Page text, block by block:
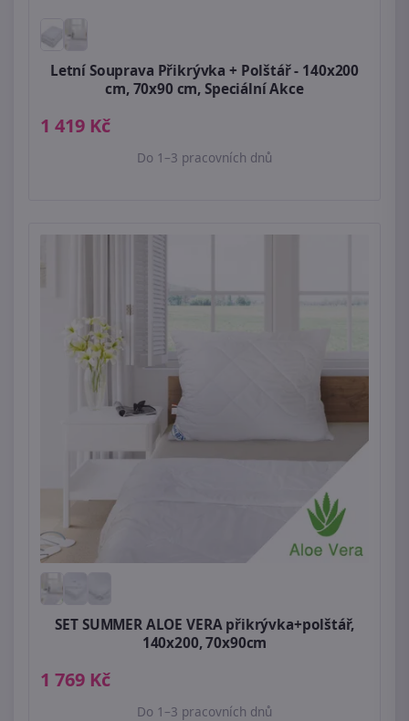
Letní Souprava Přikrývka + Polštář - 140x200
cm, 70x90 cm, Speciální Akce
1 419 Kč
Do 1–3 pracovních dnů
SET SUMMER ALOE VERA přikrývka+polštář,
140x200, 70x90cm
1 769 Kč
Do 1–3 pracovních dnů